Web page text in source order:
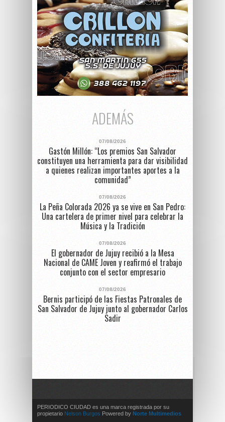
ADEMÁS
07/08/2026
Gastón Millón: “Los premios San Salvador
constituyen una herramienta para dar visibilidad
a quienes realizan importantes aportes a la
comunidad”
07/08/2026
La Peña Colorada 2026 ya se vive en San Pedro:
Una cartelera de primer nivel para celebrar la
Música y la Tradición
07/08/2026
El gobernador de Jujuy recibió a la Mesa
Nacional de CAME Joven y reafirmó el trabajo
conjunto con el sector empresario
07/08/2026
Bernis participó de las Fiestas Patronales de
San Salvador de Jujuy junto al gobernador Carlos
Sadir
PERIODICO CIUDAD es una marca registrada por su
propietario Nelson Burgos Powered by Norte Multimedios